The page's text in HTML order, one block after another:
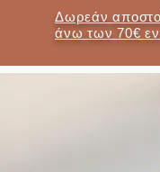
Δωρεάν
άνω των 70€